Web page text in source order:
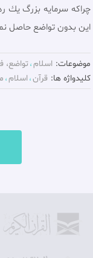
چراكه سرمايه بزرگ يك
اين بدون تواضع حاصل
موضوعات: اسلام تواضع،
کلیدواژه ها: قرآن اسلام